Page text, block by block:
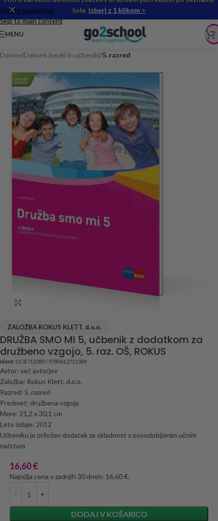
Skip to navigation
Skip to main content
šole Izberi z 1 klikom >
MENU
Domov Delovni zvezki in učbeniki 5. razred
ZALOŽBA ROKUS KLETT, d.o.o.
DRUŽBA SMO MI 5, učbenik z dodatkom za
družbeno vzgojo, 5. raz. OŠ, ROKUS
Ident: UCB712389 / 9789612712389
Avtor: več avtorjev
Založba: Rokus Klett, d.o.o.
Razred: 5. razred
Predmet: družbena vzgoja
Mere: 21,2 x 30,1 cm
Leto izdaje: 2012
Učbeniku je priložen dodatek za skladnost s posodobljenim učnim
načrtom
16,60€
Najnižja cena v zadnjih 30 dneh: 16,60 €.
DODAJ V KOŠARICO